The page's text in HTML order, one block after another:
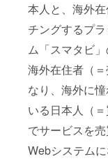
本人と、海外
チングするプ
ム「スマタビ」
海外在住者（
なり、海外に
いる日本人（
でサービスを
Webシステムに